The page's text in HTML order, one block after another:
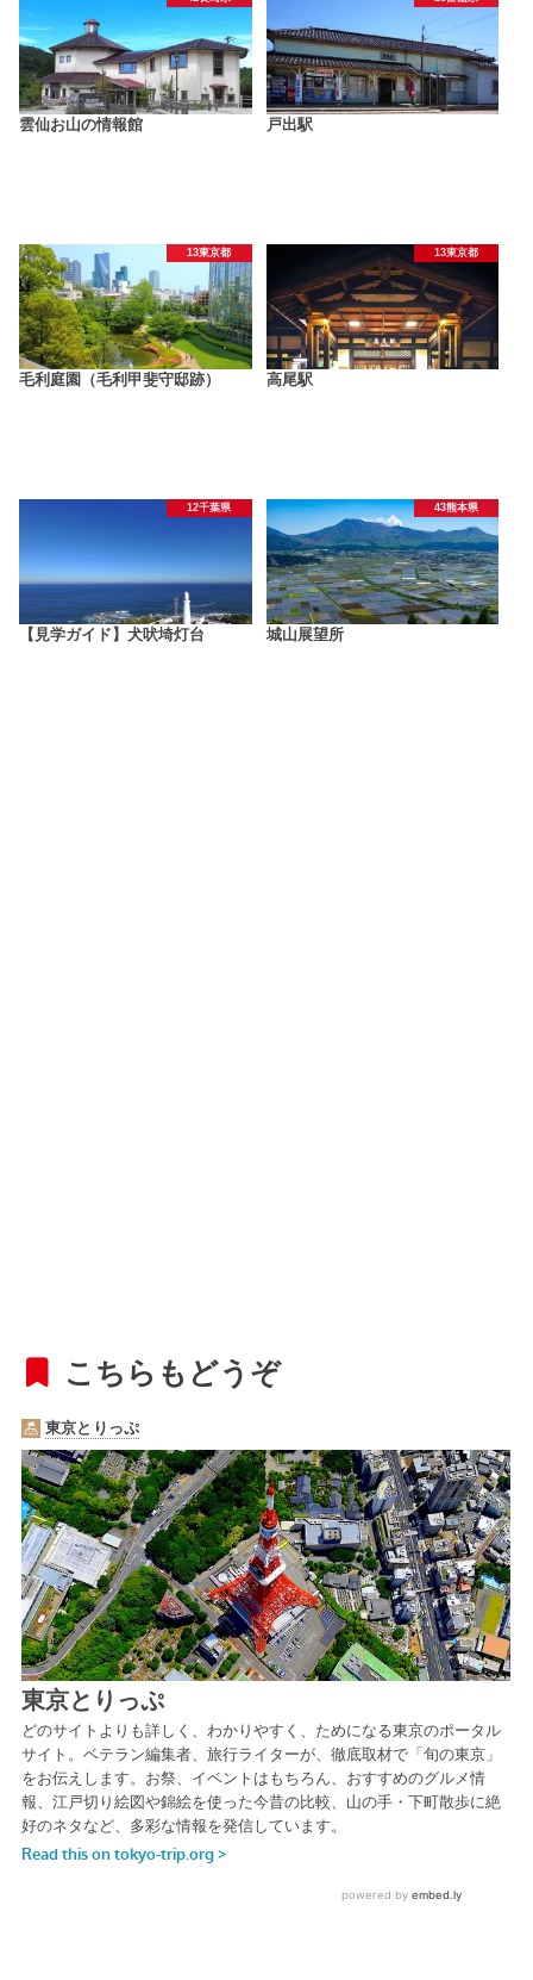
雲仙お山の情報館 戸出駅
13東京都
毛利庭園（毛利甲斐守邸跡）
13東京都
高尾駅
12千葉県
【見学ガイド】犬吠埼灯台
43熊本県
城山展望所
こちらもどうぞ